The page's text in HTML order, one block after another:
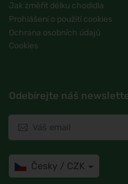
Jak změřit délku chodidla
Prohlášení o použití cookies
Ochrana osobních údajů
Cookies
Odebírejte náš
Česky / CZK